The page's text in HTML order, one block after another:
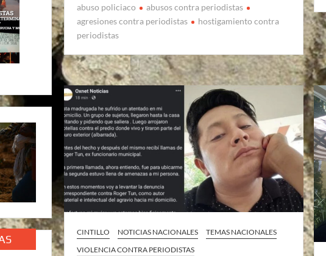
abuso policiaco
abusos contra periodistas
agresiones contra periodistas
hostigamiento contra
periodistas
CINTILLO NOTICIAS NACIONALES
TEMAS NACIONALES
VIOLENCIA CONTRA PERIODISTAS